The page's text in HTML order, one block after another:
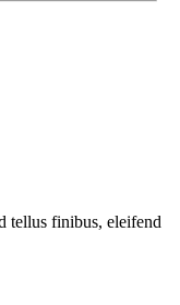
tellus finibus, eleifend